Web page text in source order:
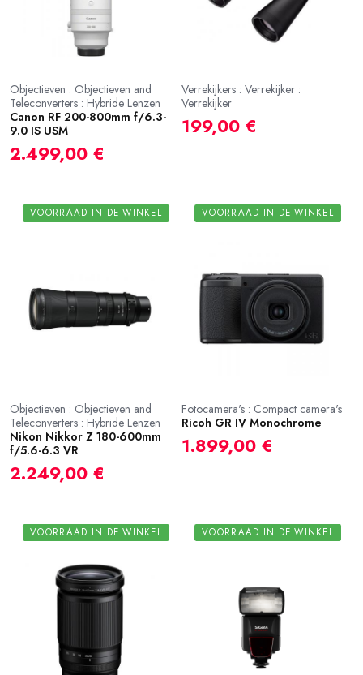
Objectieven : Objectieven and
Teleconverters : Hybride Lenzen
Canon RF 200-800mm f/6.3-
9.0 IS USM
2.499,00 €
Verrekijkers : Verrekijker :
Verrekijker
199,00 €
VOORRAAD IN DE WINKEL
Objectieven : Objectieven and
Teleconverters : Hybride Lenzen
Nikon Nikkor Z 180-600mm
f/5.6-6.3 VR
2.249,00 €
VOORRAAD IN DE WINKEL
Fotocamera's : Compact camera's
Ricoh GR IV Monochrome
1.899,00 €
VOORRAAD IN DE WINKEL VOORRAAD IN DE WINKEL